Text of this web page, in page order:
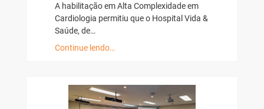
A habilitação em Alta Complexidade em
Cardiologia permitiu que o Hospital Vida &
Saúde, de…
Continue lendo…